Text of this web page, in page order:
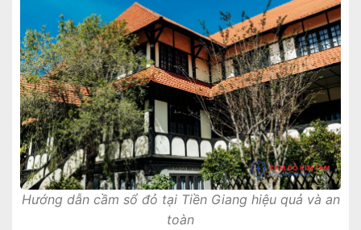
Hướng dẫn cầm sổ đỏ tại Tiền Giang hiệu quả và an
toàn